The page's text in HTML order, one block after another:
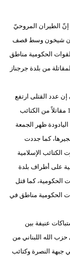
علوم
وتكنولوجيا
بيئة
أبراج
سيارات
الطيران المروحيّ
خان شيخون وسط قصف
الحكومية مناطق
من بلدة جرجناز
عدد القتلى ارتفع
إلى 50 بينهم 5 أطفال، و 17 مواطناً من عائلة واحدة، و18 مقاتلاً من الكتائب
ظهر الجمعة
كما جددت
الإسلامية
على أطراف بلدة
كما قتل
قصف القوات الحكومية مناطق في
عنيفة بين
الله اللبناني من
جبهة النصرة وكتائب